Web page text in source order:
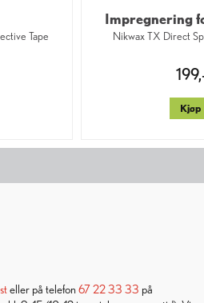
Tape
Impregnering
Nikwax TX Direct
Kjøp
eller på telefon67 22 33 33 på